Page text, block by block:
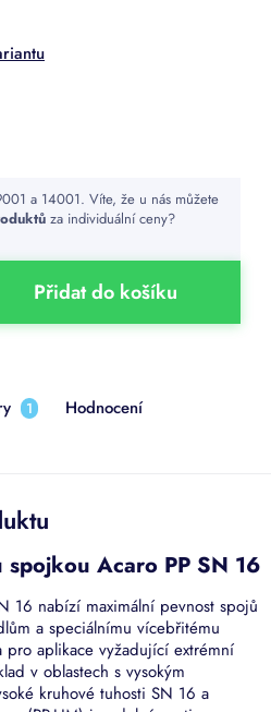
a 14001. Víte, že u nás můžete
za individuální ceny?
Přidat do košíku
1
Hodnocení
Acaro PP SN 16
16 nabízí maximální pevnost spojů
a speciálnímu vícebřitému
pro aplikace vyžadující extrémní
v oblastech s vysokým
kruhové tuhosti SN 16 a